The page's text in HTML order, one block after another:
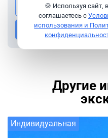
Посмотреть
Другие
Индивидуальная
🍪 Используя сайт,
соглашаетесь с
использования и